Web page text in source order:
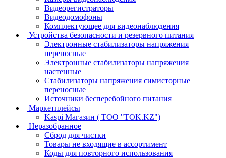
Видеорегистраторы
Видеодомофоны
Комплектующее для видеонаблюдения
Устройства безопасности и резервного питания
Электронные стабилизаторы напряжения
переносные
Электронные стабилизаторы напряжения
настенные
Стабилизаторы напряжения симисторные
переносные
Источники бесперебойного питания
Маркетплейсы
Kaspi Магазин ( ТОО "TOK.KZ")
Неразобранное
Сброд для чистки
Товары не входящие в ассортимент
Коды для повторного использования